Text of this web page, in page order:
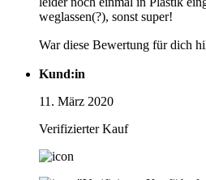
weglassen(?), sonst super!
War diese Bewertung für dich
Kund:in
11. März 2020
Verifizierter Kauf